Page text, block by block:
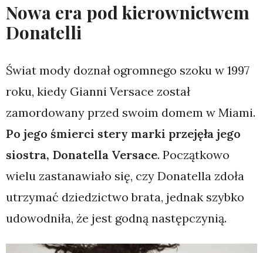
Nowa era pod kierownictwem
Donatelli
Świat mody doznał ogromnego szoku w 1997
roku, kiedy Gianni Versace został
zamordowany przed swoim domem w Miami.
Po jego śmierci stery marki przejęła jego
siostra, Donatella Versace. Początkowo
wielu zastanawiało się, czy Donatella zdoła
utrzymać dziedzictwo brata, jednak szybko
udowodniła, że jest godną następczynią.